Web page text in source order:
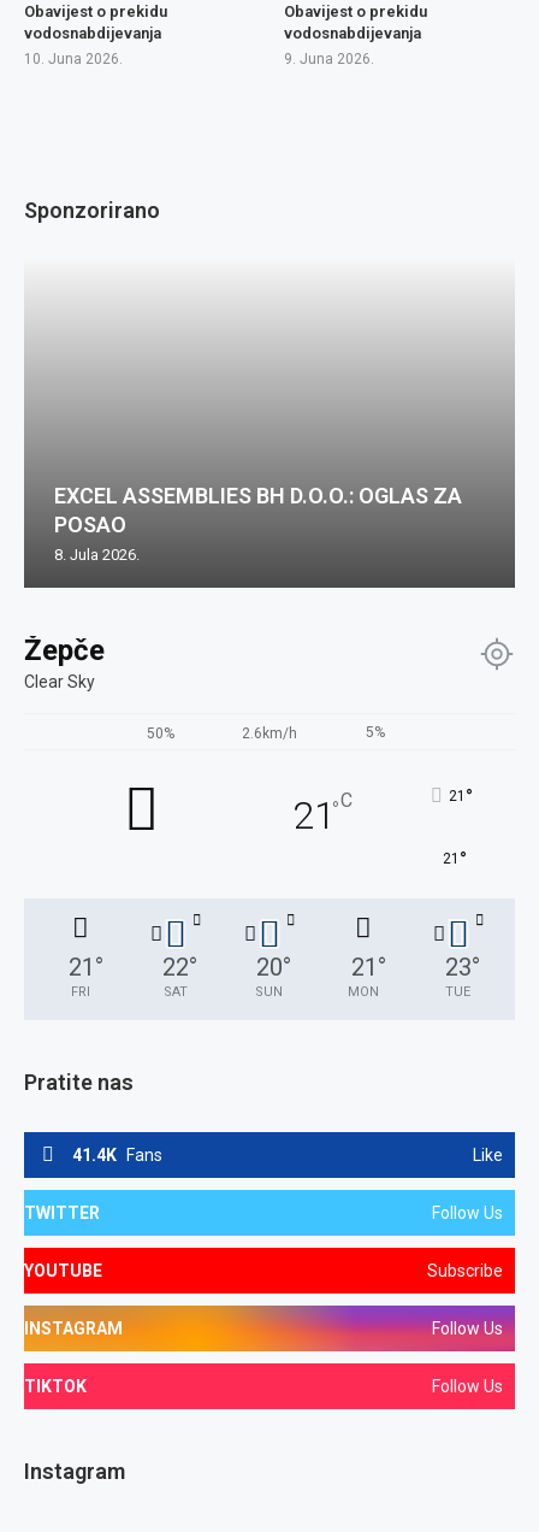
Žepče
Clear Sky
50% 2.6km/h 5%
21°C 21 °
21 °
21 °
FRI
22°
SAT
20°
SUN
21 °
MON
23°
TUE
Pratite nas
41.4K Fans Like
TWITTER Follow Us
YOUTUBE Subscribe
INSTAGRAM Follow Us
TIKTOK Follow Us
Instagram
Obavijest o prekidu
vodosnabdijevanja
10. Juna 2026.
Obavijest o prekidu
vodosnabdijevanja
9. Juna 2026.
Sponzorirano
EXCEL ASSEMBLIES BH D.O.O.: OGLAS ZA
POSAO
8. Jula 2026.